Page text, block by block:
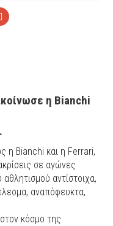
η Bianchi
η Bianchi και η Ferrari,
σε αγώνες
αντίστοιχα,
αναπόφευκτα,
κόσμο της